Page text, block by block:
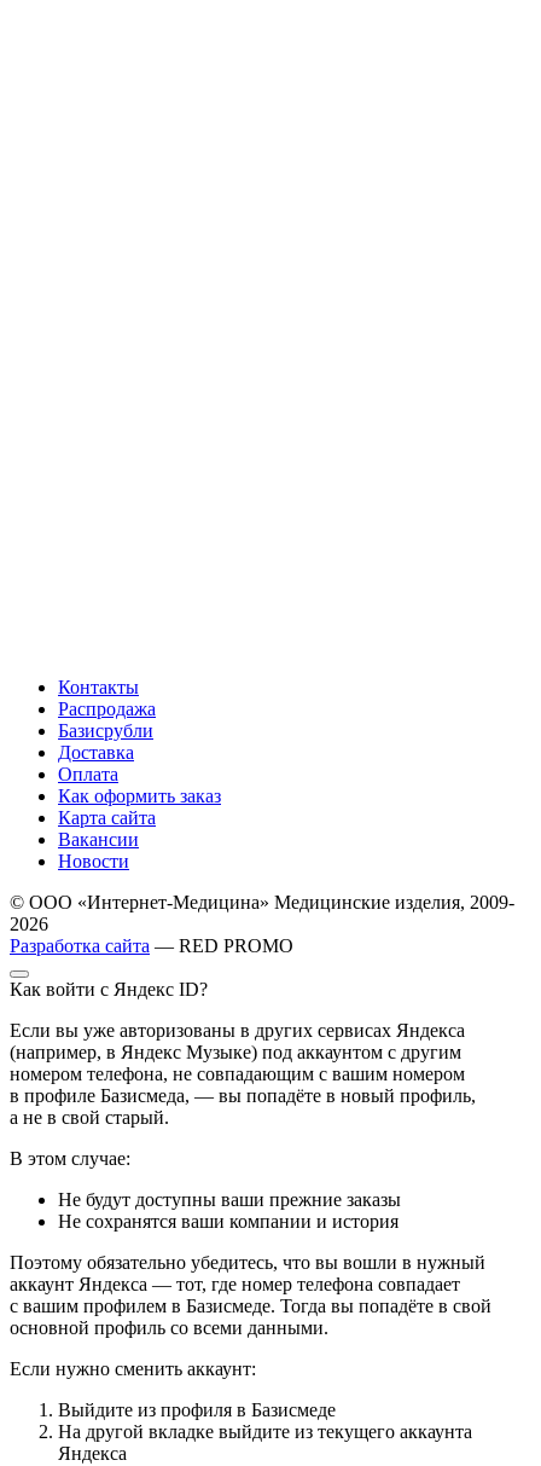
Контакты
Распродажа
Базисрубли
Доставка
Оплата
Как оформить заказ
Карта сайта
Вакансии
Новости
© ООО «Интернет-Медицина» Медицинские изделия, 2009-
2026
Разработка сайта — RED PROMO
Как войти с Яндекс ID?
Если вы уже авторизованы в других сервисах Яндекса
(например, в Яндекс Музыке) под аккаунтом с другим
номером телефона, не совпадающим с вашим номером
в профиле Базисмеда, — вы попадёте в новый профиль,
а не в свой старый.
В этом случае:
Не будут доступны ваши прежние заказы
Не сохранятся ваши компании и история
Поэтому обязательно убедитесь, что вы вошли в нужный
аккаунт Яндекса — тот, где номер телефона совпадает
с вашим профилем в Базисмеде. Тогда вы попадёте в свой
основной профиль со всеми данными.
Если нужно сменить аккаунт:
Выйдите из профиля в Базисмеде
На другой вкладке выйдите из текущего аккаунта
Яндекса